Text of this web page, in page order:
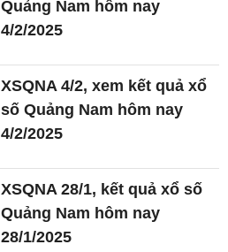
Quảng Nam hôm nay
4/2/2025
XSQNA 4/2, xem kết quả xổ
số Quảng Nam hôm nay
4/2/2025
XSQNA 28/1, kết quả xổ số
Quảng Nam hôm nay
28/1/2025